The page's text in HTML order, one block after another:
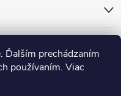
Ďalším prechádzaním
používaním. Viac